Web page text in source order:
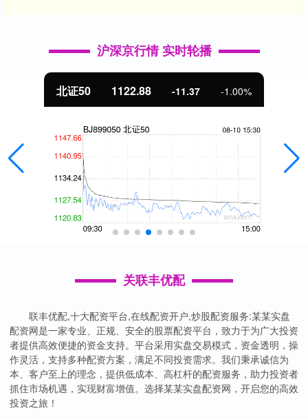
沪深京行情 实时轮播
北证50 1122.88 -11.37 -1.00%
关联丰优配
联丰优配,十大配资平台,在线配资开户,炒股配资服务:某某实盘
配资网是一家专业、正规、安全的股票配资平台，致力于为广大投资
者提供高效便捷的资金支持。平台采用实盘交易模式，资金透明，操
作灵活，支持多种配资方案，满足不同投资需求。我们秉承诚信为
本、客户至上的理念，提供低成本、高杠杆的配资服务，助力投资者
抓住市场机遇，实现财富增值。选择某某实盘配资网，开启您的高效
投资之旅！